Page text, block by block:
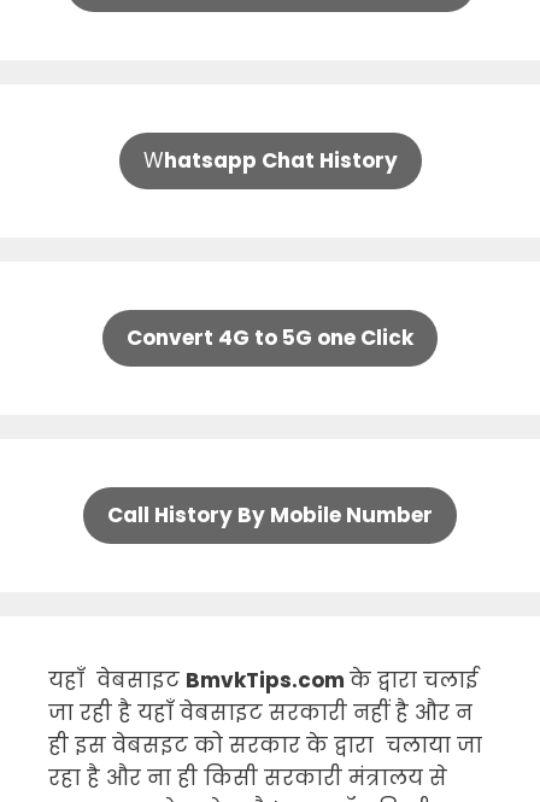
Whatsapp Chat History
Convert 4G to 5G one Click
Call History By Mobile Number
यहाँ वेबसाइट BmvkTips.com के द्वारा चलाई
जा रही है यहाँ वेबसाइट सरकारी नहीं है और न
ही इस वेबसइट को सरकार के द्वारा चलाया जा
रहा है और ना ही किसी सरकारी मंत्रालय से